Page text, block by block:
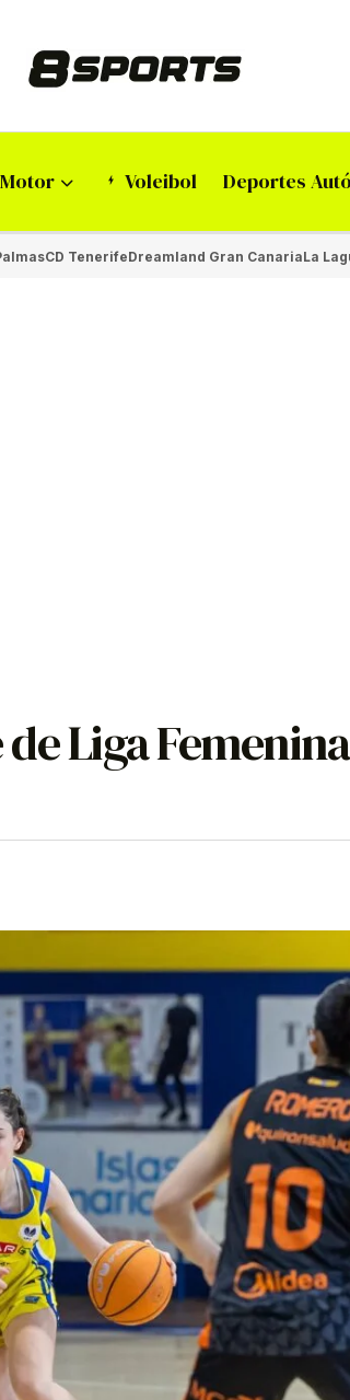
Motor Voleibol Deportes
CD TenerifeDreamland Gran CanariaLa
Liga Femenina